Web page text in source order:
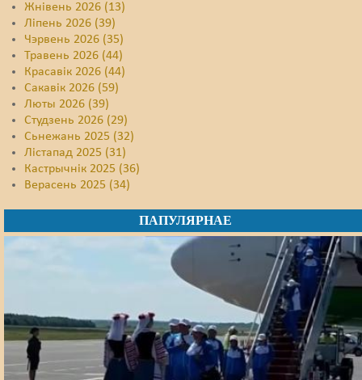
Жнівень 2026 (13)
Ліпень 2026 (39)
Чэрвень 2026 (35)
Травень 2026 (44)
Красавік 2026 (44)
Сакавік 2026 (59)
Люты 2026 (39)
Студзень 2026 (29)
Сьнежань 2025 (32)
Лістапад 2025 (31)
Кастрычнік 2025 (36)
Верасень 2025 (34)
ПАПУЛЯРНАЕ